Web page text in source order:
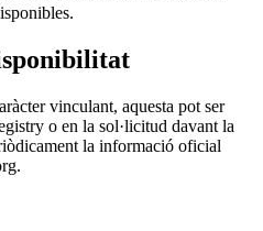
vinculant, aquesta pot ser
o en la sol·licitud davant la
la informació oficial